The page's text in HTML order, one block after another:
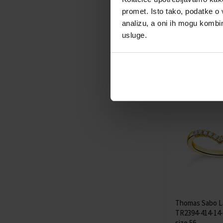
promet. Isto tako, podatke
analizu, a oni ih mogu
usluge.
TR2402-971-6-
54
prsten - Žene
12.08.
Thomas Sabo
TR2394-414-